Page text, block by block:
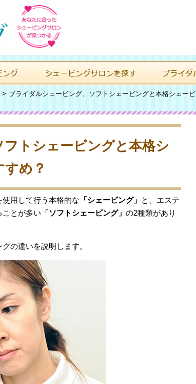
> ブライダルシェービング、ソフトシェービングと本格シェービ
トシェービングと本格シ
め？
用して行う本格的な 「シェービング」 と、エステ
とが多い 「ソフトシェービング」 の2種類があり
の違いを説明します。